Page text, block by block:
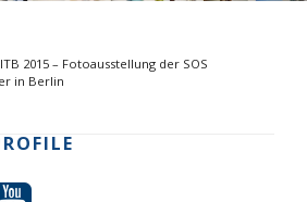
ITB 2015 – Fotoausstellung der SOS
in Berlin